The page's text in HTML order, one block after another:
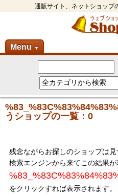
通販サイト、ネットショップ
Menu ▼
うショップの一覧：0
残念ながらお探しのショップは見
検索エンジンから来てこの結果
をクリックすれば表示されます。